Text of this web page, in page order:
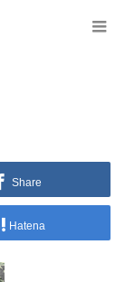
Share
Hatena